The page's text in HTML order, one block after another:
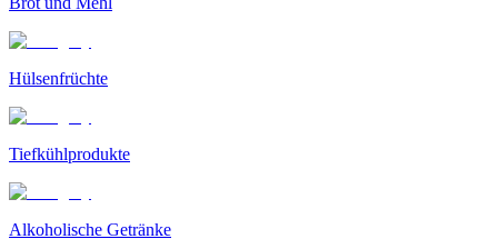
Hülsenfrüchte
Tiefkühlprodukte
Alkoholische Getränke